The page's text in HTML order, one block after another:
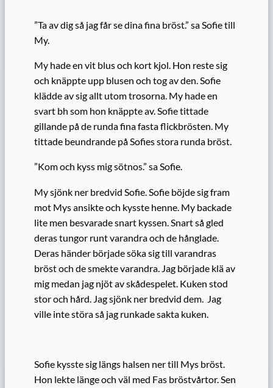
”Ta av dig så jag får se dina fina bröst.” sa Sofie till
My.
My hade en vit blus och kort kjol. Hon reste sig
och knäppte upp blusen och tog av den. Sofie
klädde av sig allt utom trosorna. My hade en
svart bh som hon knäppte av. Sofie tittade
gillande på de runda fina fasta flickbrösten. My
tittade beundrande på Sofies stora runda bröst.
”Kom och kyss mig sötnos.” sa Sofie.
My sjönk ner bredvid Sofie. Sofie böjde sig fram
mot Mys ansikte och kysste henne. My backade
lite men besvarade snart kyssen. Snart så gled
deras tungor runt varandra och de hånglade.
Deras händer började söka sig till varandras
bröst och de smekte varandra. Jag började klä av
mig medan jag njöt av skådespelet. Kuken stod
stor och hård. Jag sjönk ner bredvid dem. Jag
ville inte störa så jag runkade sakta kuken.
Sofie kysste sig längs halsen ner till Mys bröst.
Hon lekte länge och väl med Fas bröstvårtor. Sen